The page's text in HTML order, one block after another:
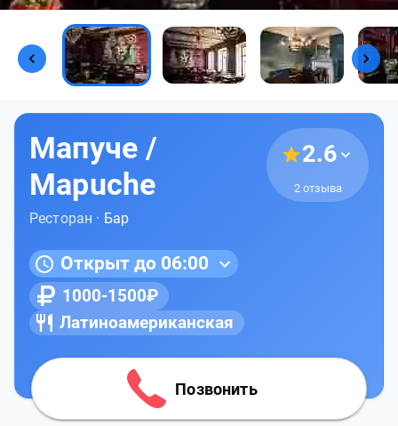
Мапуче /
Mapuche
2.6
2 отзыва
Ресторан · Бар
Открыт до 06:00
1000-1500₽
Латиноамериканская
Позвонить